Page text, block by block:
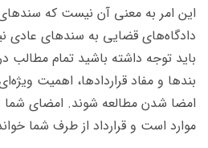
این امر به معنی آن نیست که سندهای
دادگاه‌های قضایی به سندهای عادی
باید توجه داشته باشید تمام مطالب
بندها و مفاد قراردادها، اهمیت
امضا شدن مطالعه شوند. امضای شما
موارد است و قرارداد از طرف شما